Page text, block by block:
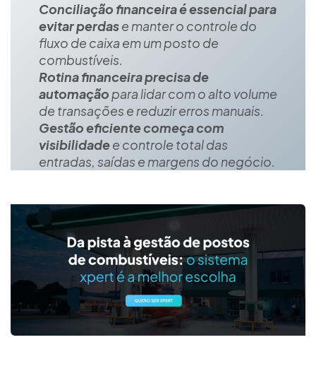
Conciliação financeira é essencial para
evitar perdase manter o controle do
fluxo de caixa em um posto de
combustíveis.
Rotina financeira precisa de
automação para lidar com o alto volume
de transações e reduzir erros manuais.
Gestão eficiente começa com
visibilidadee controle total das
entradas, saídas e margens do negócio.